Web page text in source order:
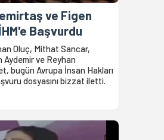
ve Figen
Başvurdu
Oluç, Mithat Sancar,
Aydemir ve Reyhan
bugün Avrupa İnsan Hakları
dosyasını bizzat iletti.